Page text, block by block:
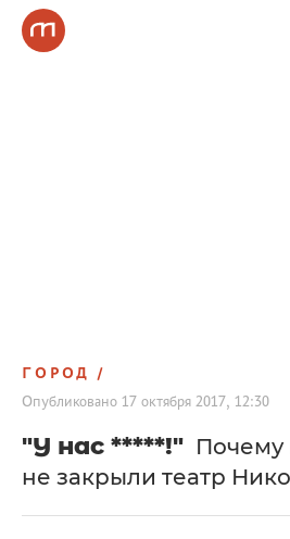
ГОРОД
Опубликовано 17 октября 2017, 12:30
"У нас *****!" Почему
не закрыли театр